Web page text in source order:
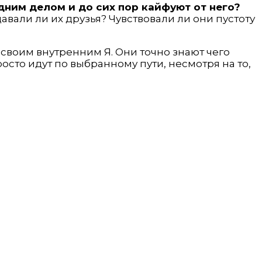
делом и до сих пор кайфуют от него?
ли их друзья? Чувствовали ли они пустоту
внутренним Я. Они точно знают чего
идут по выбранному пути, несмотря на то,